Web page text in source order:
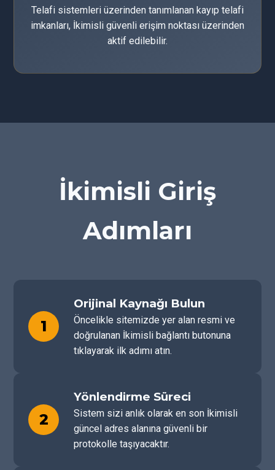
Telafi sistemleri üzerinden tanımlanan kayıp telafi
imkanları, İkimisli güvenli erişim noktası üzerinden
aktif edilebilir.
İkimisli Giriş
Adımları
1
Orijinal Kaynağı Bulun
Öncelikle sitemizde yer alan resmi ve
doğrulanan İkimisli bağlantı butonuna
tıklayarak ilk adımı atın.
2
Yönlendirme Süreci
Sistem sizi anlık olarak en son İkimisli
güncel adres alanına güvenli bir
protokolle taşıyacaktır.